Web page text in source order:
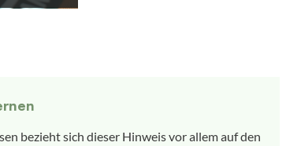
bezieht sich dieser Hinweis vor allem auf den